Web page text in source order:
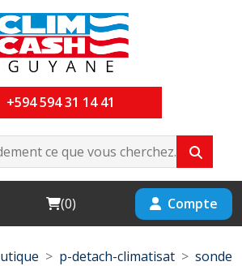
+594 594 31 14 41
Cart
(0) Compte
p-detach-climatisat
sonde